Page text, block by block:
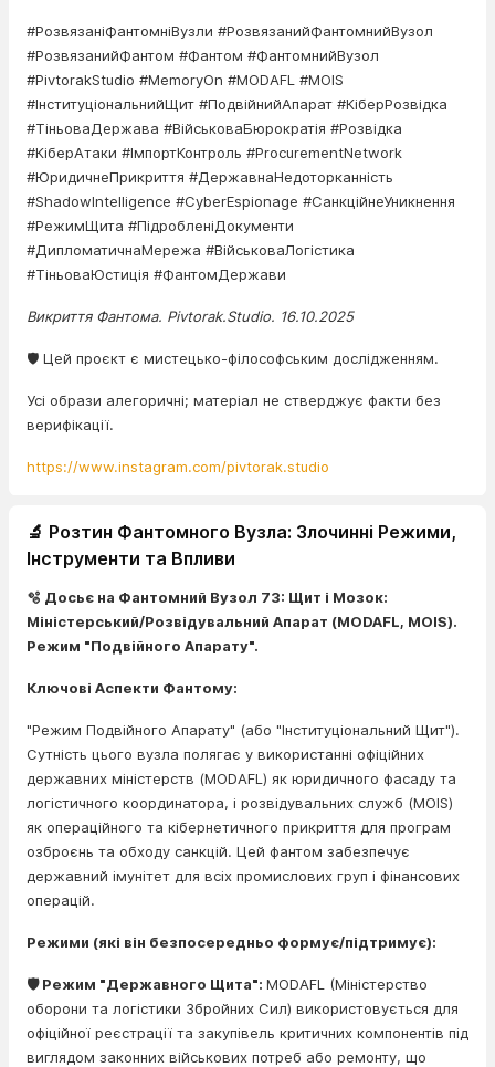
#РозвязаніФантомніВузли #РозвязанийФантомнийВузол
#РозвязанийФантом #Фантом #ФантомнийВузол
#PivtorakStudio #MemoryOn #MODAFL #MOIS
#ІнституціональнийЩит #ПодвійнийАпарат #КіберРозвідка
#ТіньоваДержава #ВійськоваБюрократія #Розвідка
#КіберАтаки #ІмпортКонтроль #ProcurementNetwork
#ЮридичнеПрикриття #ДержавнаНедоторканність
#ShadowIntelligence #CyberEspionage #СанкційнеУникнення
#РежимЩита #ПідробленіДокументи
#ДипломатичнаМережа #ВійськоваЛогістика
#ТіньоваЮстиція #ФантомДержави
Викриття Фантома. Pivtorak.Studio. 16.10.2025
🛡️ Цей проєкт є мистецько-філософським дослідженням.
Усі образи алегоричні; матеріал не стверджує факти без
верифікації.
https://www.instagram.com/pivtorak.studio
🔬 Розтин Фантомного Вузла: Злочинні Режими,
Інструменти та Впливи
🫧 Досьє на Фантомний Вузол 73: Щит і Мозок:
Міністерський/Розвідувальний Апарат (MODAFL, MOIS).
Режим "Подвійного Апарату".
Ключові Аспекти Фантому:
"Режим Подвійного Апарату" (або "Інституціональний Щит").
Сутність цього вузла полягає у використанні офіційних
державних міністерств (MODAFL) як юридичного фасаду та
логістичного координатора, і розвідувальних служб (MOIS)
як операційного та кібернетичного прикриття для програм
озброєнь та обходу санкцій. Цей фантом забезпечує
державний імунітет для всіх промислових груп і фінансових
операцій.
Режими (які він безпосередньо формує/підтримує):
🛡️ Режим "Державного Щита": MODAFL (Міністерство
оборони та логістики Збройних Сил) використовується для
офіційної реєстрації та закупівель критичних компонентів під
виглядом законних військових потреб або ремонту, що